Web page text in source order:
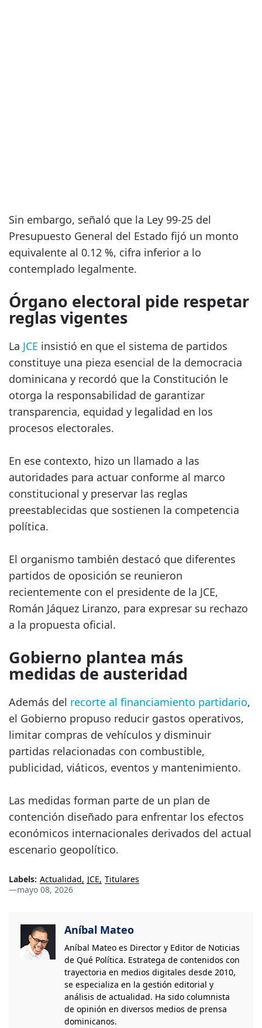
Sin embargo, señaló que la Ley 99-25 del
Presupuesto General del Estado fijó un monto
equivalente al 0.12 %, cifra inferior a lo
contemplado legalmente.
Órgano electoral pide respetar
reglas vigentes
La JCE insistió en que el sistema de partidos
constituye una pieza esencial de la democracia
dominicana y recordó que la Constitución le
otorga la responsabilidad de garantizar
transparencia, equidad y legalidad en los
procesos electorales.
En ese contexto, hizo un llamado a las
autoridades para actuar conforme al marco
constitucional y preservar las reglas
preestablecidas que sostienen la competencia
política.
El organismo también destacó que diferentes
partidos de oposición se reunieron
recientemente con el presidente de la JCE,
Román Jáquez Liranzo, para expresar su rechazo
a la propuesta oficial.
Gobierno plantea más
medidas de austeridad
Además del recorte al financiamiento partidario,
el Gobierno propuso reducir gastos operativos,
limitar compras de vehículos y disminuir
partidas relacionadas con combustible,
publicidad, viáticos, eventos y mantenimiento.
Las medidas forman parte de un plan de
contención diseñado para enfrentar los efectos
económicos internacionales derivados del actual
escenario geopolítico.
Labels: Actualidad JCE Titulares
—mayo 08, 2026
Aníbal Mateo
Aníbal Mateo es Director y Editor de Noticias
de Qué Política. Estratega de contenidos con
trayectoria en medios digitales desde 2010,
se especializa en la gestión editorial y
análisis de actualidad. Ha sido columnista
de opinión en diversos medios de prensa
dominicanos.